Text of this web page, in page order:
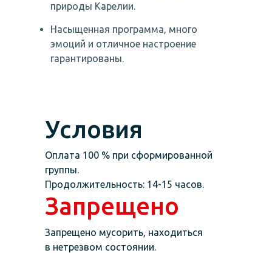
природы Карелии.
Насыщенная программа, много
эмоций и отличное настроение
гарантированы.
Условия
Запрещено
Запрещено мусорить, находиться
в нетрезвом состоянии.
Оплата 100 % при сформированной
группы.
Продолжительность: 14-15 часов.